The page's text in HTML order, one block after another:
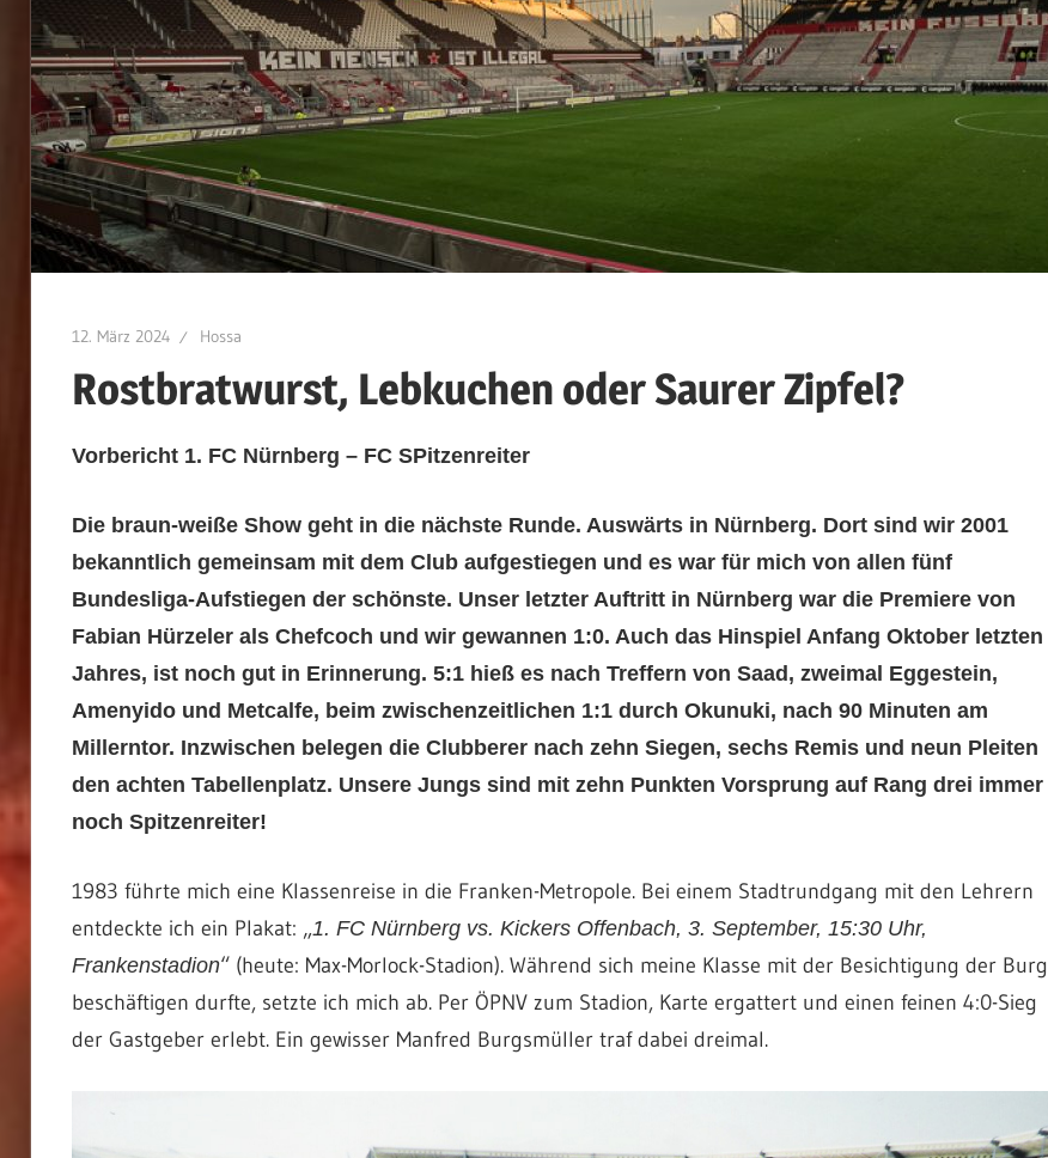
12. März 2024 Hossa
Rostbratwurst, Lebkuchen oder Saurer Zipfel?
Vorbericht 1. FC Nürnberg – FC SPitzenreiter
Die braun-weiße Show geht in die nächste Runde. Auswärts in Nürnberg. Dort sind wir 2001
bekanntlich gemeinsam mit dem Club aufgestiegen und es war für mich von allen fünf
Bundesliga-Aufstiegen der schönste. Unser letzter Auftritt in Nürnberg war die Premiere von
Fabian Hürzeler als Chefcoch und wir gewannen 1:0. Auch das Hinspiel Anfang Oktober letzten
Jahres, ist noch gut in Erinnerung. 5:1 hieß es nach Treffern von Saad, zweimal Eggestein,
Amenyido und Metcalfe, beim zwischenzeitlichen 1:1 durch Okunuki, nach 90 Minuten am
Millerntor. Inzwischen belegen die Clubberer nach zehn Siegen, sechs Remis und neun Pleiten
den achten Tabellenplatz. Unsere Jungs sind mit zehn Punkten Vorsprung auf Rang drei immer
noch Spitzenreiter!
1983 führte mich eine Klassenreise in die Franken-Metropole. Bei einem Stadtrundgang mit den Lehrern
entdeckte ich ein Plakat: „1. FC Nürnberg vs. Kickers Offenbach, 3. September, 15:30 Uhr,
Frankenstadion“ (heute: Max-Morlock-Stadion). Während sich meine Klasse mit der Besichtigung der Burg
beschäftigen durfte, setzte ich mich ab. Per ÖPNV zum Stadion, Karte ergattert und einen feinen 4:0-Sieg
der Gastgeber erlebt. Ein gewisser Manfred Burgsmüller traf dabei dreimal.